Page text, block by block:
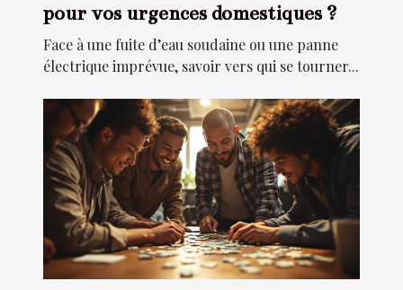
pour vos urgences domestiques ?
Face à une fuite d’eau soudaine ou une panne
électrique imprévue, savoir vers qui se tourner...